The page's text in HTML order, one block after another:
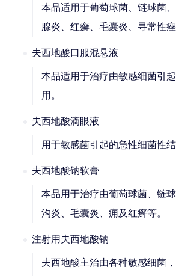
本品适用于葡萄球菌、链球菌
腺炎、红癣、毛囊炎、寻常性
夫西地酸口服混悬液
本品适用于治疗由敏感细菌引
用。
夫西地酸滴眼液
用于敏感菌引起的急性细菌性结
夫西地酸钠软膏
本品用于治疗由葡萄球菌、链
沟炎、毛囊炎、痈及红癣等。
注射用夫西地酸钠
夫西地酸主治由各种敏感细菌